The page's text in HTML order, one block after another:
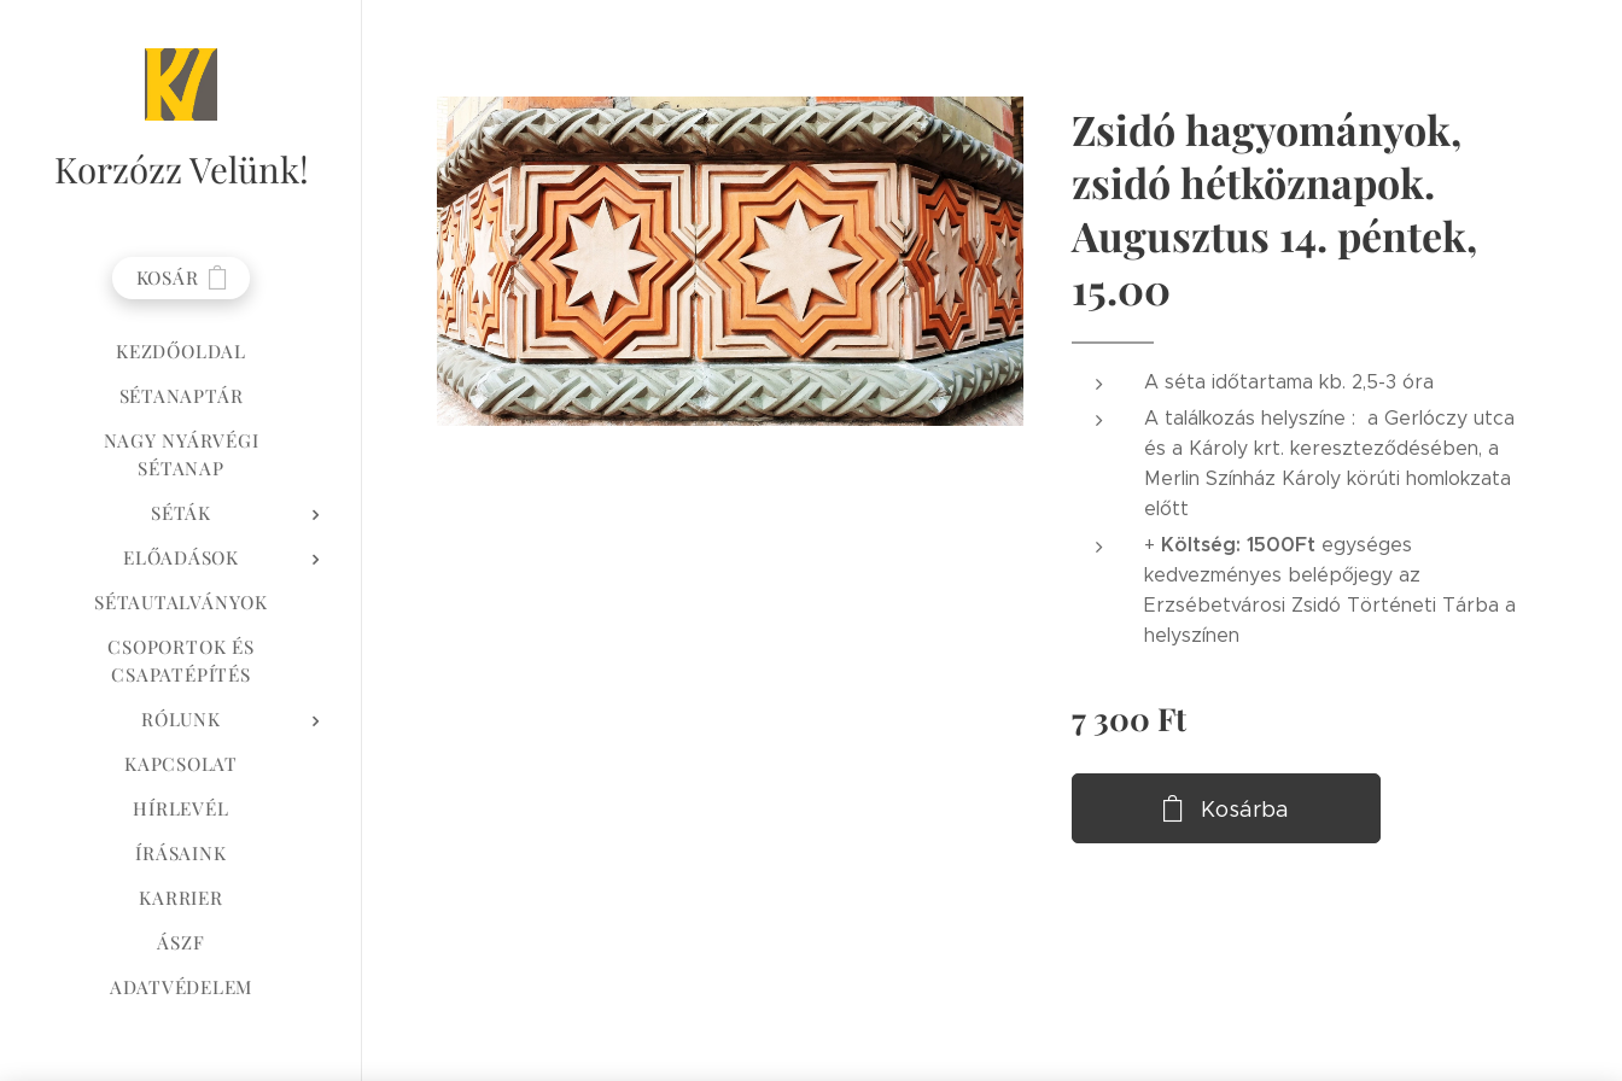
KorzózzVelünk!
KOSÁR
KEZDŐOLDAL
SÉTANAPTÁR
NAGY NYÁRVÉGI
SÉTANAP
SÉTÁK
ELŐADÁSOK
SÉTAUTALVÁNYOK
CSOPORTOK ÉS
CSAPATÉPÍTÉS
RÓLUNK
KAPCSOLAT
HÍRLEVÉL
ÍRÁSAINK
KARRIER
ÁSZF
ADATVÉDELEM
Zsidó hagyományok,
zsidó hétköznapok.
Augusztus 14. péntek,
15.00
A séta időtartama kb. 2,5-3 óra
A találkozás helyszíne : a Gerlóczy utca
és a Károly krt. kereszteződésében, a
Merlin Színház Károly körúti homlokzata
előtt
+ Költség: 1500Ft egységes
kedvezményes belépőjegy az
Erzsébetvárosi Zsidó Történeti Tárba a
helyszínen
7 300 Ft
Kosárba